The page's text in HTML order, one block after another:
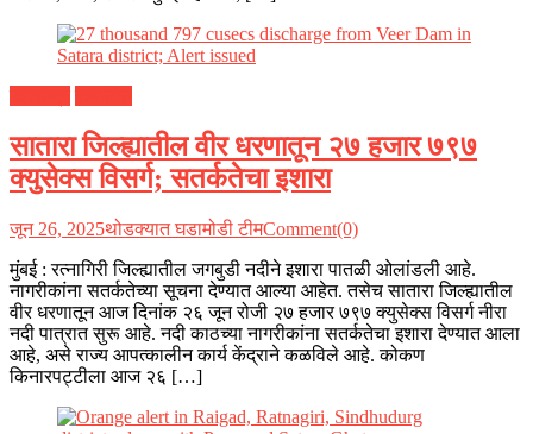
सातारा जिल्ह्यातील वीर धरणातून २७ हजार ७९७
क्युसेक्स विसर्ग; सतर्कतेचा इशारा
जून 26, 2025थोडक्यात घडामोडी टीमComment(0)
मुंबई : रत्नागिरी जिल्ह्यातील जगबुडी नदीने इशारा पातळी ओलांडली आहे.
नागरीकांना सतर्कतेच्या सूचना देण्यात आल्या आहेत. तसेच सातारा जिल्ह्यातील
वीर धरणातून आज दिनांक २६ जून रोजी २७ हजार ७९७ क्युसेक्स विसर्ग नीरा
नदी पात्रात सुरू आहे. नदी काठच्या नागरीकांना सतर्कतेचा इशारा देण्यात आला
आहे, असे राज्य आपत्कालीन कार्य केंद्राने कळविले आहे. कोकण
किनारपट्टीला आज २६ […]